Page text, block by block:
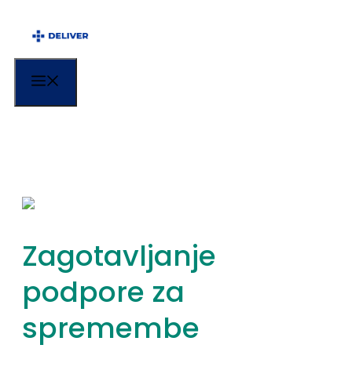
Zagotavljanje
podpore za
spremembe